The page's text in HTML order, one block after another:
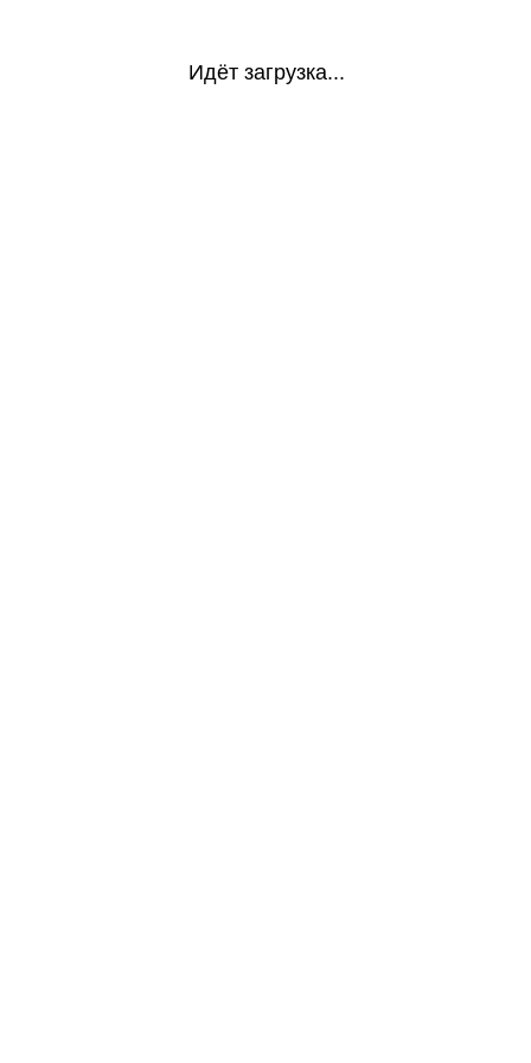
Идёт загрузка...